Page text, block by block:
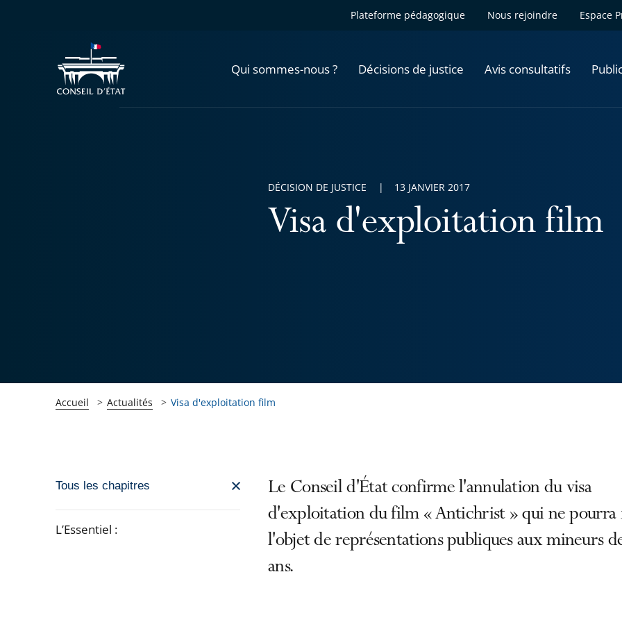
Plateforme pédagogique Nous rejoindre Espace
Qui sommes-nous ? Décisions de justice Avis consultatifs
Visa d'exploitation film
DÉCISION DE JUSTICE 13 JANVIER 2017
Accueil Actualités Visa d'exploitation film
Passer
navigation
Tous les chapitres
L’Essentiel :
Le Conseil d'État confirme l'annulation du visa
d'exploitation du film « Antichrist » qui ne pourra
l'objet de représentations publiques aux mineurs
ans.